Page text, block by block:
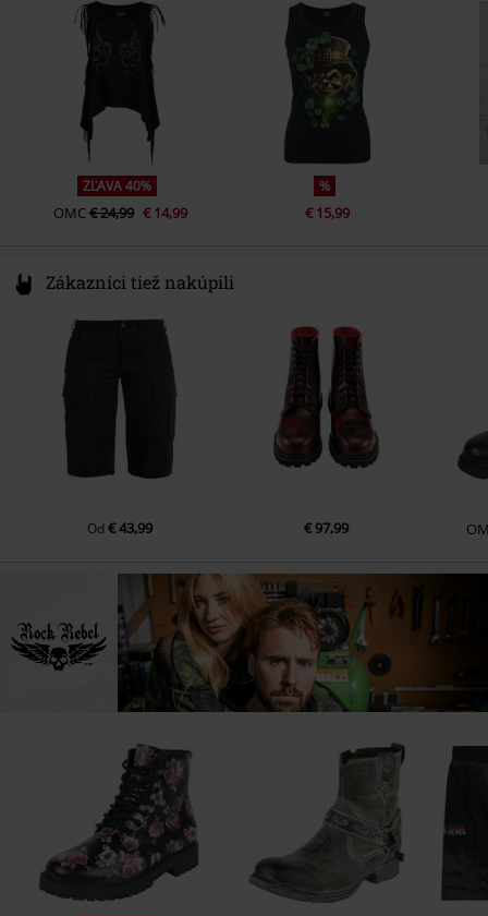
www.emp.de
ZĽAVA 40%
OMC€ 24,99 € 14,99
%
€ 15,99
Zákazníci tiež nakúpili
Od € 43,99 € 97,99